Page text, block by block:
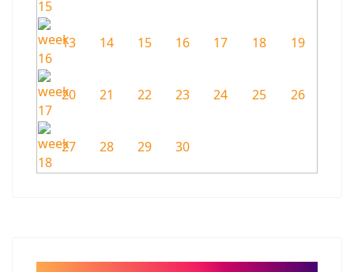
13 14 15 16 17 18 19
20 21 22 23 24 25 26
27 28 29 30